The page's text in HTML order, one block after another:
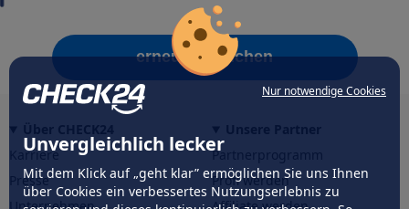
Nur notwendige Cookies
Unvergleichlich lecker
Mit dem Klick auf „geht klar” ermöglichen Sie uns Ihnen
über Cookies ein verbessertes Nutzungserlebnis zu
erneut versuchen
Karriere
Presse
Partnerprogramm
Profi werden